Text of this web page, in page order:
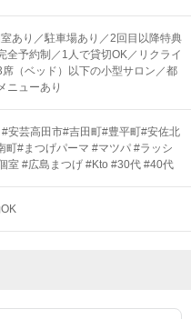
あり／駐車場あり／2回目以降特典
全予約制／1人で貸切OK／リクライ
（ベッド）以下の小型サロン／都
ニューあり
安芸高田市#吉田町#豊平町#安佐北
町#まつげパーマ #マツパ #ラッシ
室 #広島まつげ #Kto #30代 #40代